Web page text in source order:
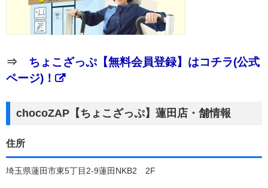
⇒ ちょこざっぷ【無料会員登録】はコチラ(公式
ページ)！
chocoZAP【ちょこざっぷ】蓮田店・舗情報
住所
埼玉県蓮田市東5丁目2-9蓮田NKB2 2F